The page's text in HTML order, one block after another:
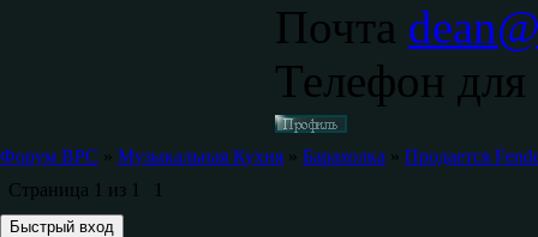
Почта
Телефон для
Форум ВРС » Музыкальная Кухня » Барахолка » Продается
Страница 1 из 1 1